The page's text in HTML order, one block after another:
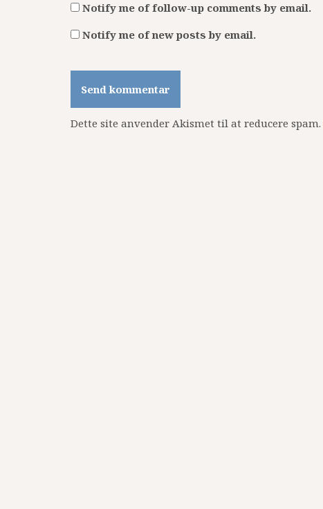
Notify me of follow-up comments by email.
Notify me of new posts by email.
Dette site anvender Akismet til at reducere spam.